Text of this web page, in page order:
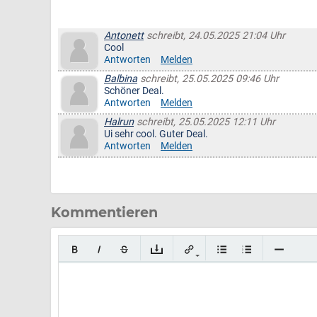
Antonettschreibt, 24.05.2025 21:04 Uhr
Cool
Antworten
Melden
Balbinaschreibt, 25.05.2025 09:46 Uhr
Schöner Deal.
Antworten
Melden
Halrunschreibt, 25.05.2025 12:11 Uhr
Ui sehr cool. Guter Deal.
Antworten
Melden
Kommentieren